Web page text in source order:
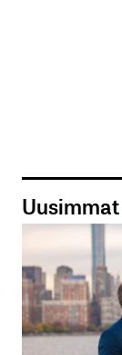
Uusimmat